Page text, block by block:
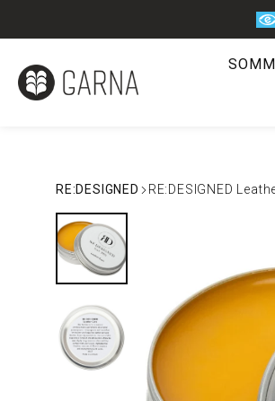
RE:DESIGNED RE:DESIGNED